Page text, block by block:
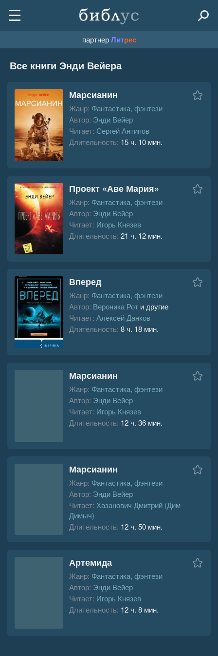
партнерЛитрес
Все книги Энди Вейера
Марсианин
Жанр: Фантастика, фэнтези
Автор: Энди Вейер
Читает: Сергей Антипов
Длительность: 15 ч. 10 мин.
Проект «Аве Мария»
Жанр: Фантастика, фэнтези
Автор: Энди Вейер
Читает: Игорь Князев
Длительность: 21 ч. 12 мин.
Вперед
Жанр: Фантастика, фэнтези
Автор: Вероника Рот и другие
Читает: Алексей Данков
Длительность: 8 ч. 18 мин.
Марсианин
Жанр: Фантастика, фэнтези
Автор: Энди Вейер
Читает: Игорь Князев
Длительность: 12 ч. 36 мин.
Марсианин
Жанр: Фантастика, фэнтези
Автор: Энди Вейер
Читает: Хазанович Дмитрий (Дим
Димыч)
Длительность: 12 ч. 50 мин.
Артемида
Жанр: Фантастика, фэнтези
Автор: Энди Вейер
Читает: Игорь Князев
Длительность: 12 ч. 8 мин.